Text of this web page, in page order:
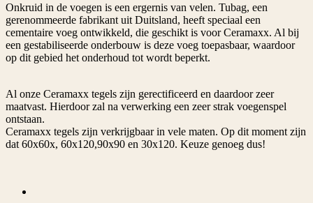
Onkruid in de voegen is een ergernis van velen. Tubag, een
gerenommeerde fabrikant uit Duitsland, heeft speciaal een
cementaire voeg ontwikkeld, die geschikt is voor Ceramaxx. Al bij
een gestabiliseerde onderbouw is deze voeg toepasbaar, waardoor
op dit gebied het onderhoud tot wordt beperkt.
Al onze Ceramaxx tegels zijn gerectificeerd en daardoor zeer
maatvast. Hierdoor zal na verwerking een zeer strak voegenspel
ontstaan.
Ceramaxx tegels zijn verkrijgbaar in vele maten. Op dit moment zijn
dat 60x60x, 60x120,90x90 en 30x120. Keuze genoeg dus!